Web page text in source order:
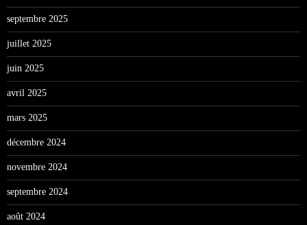
septembre 2025
juillet 2025
juin 2025
avril 2025
mars 2025
décembre 2024
novembre 2024
septembre 2024
août 2024